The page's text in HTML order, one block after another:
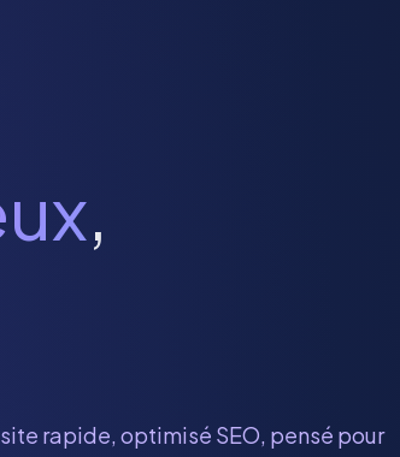
,
rapide, optimisé SEO, pensé pour